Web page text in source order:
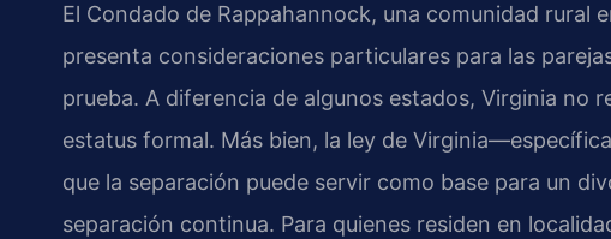
El Condado de Rappahannock, una comunidad rural
presenta consideraciones particulares para las
prueba. A diferencia de algunos estados, Virginia no
estatus formal. Más bien, la ley de
que la separación puede servir como base para un
separación continua. Para quienes residen en